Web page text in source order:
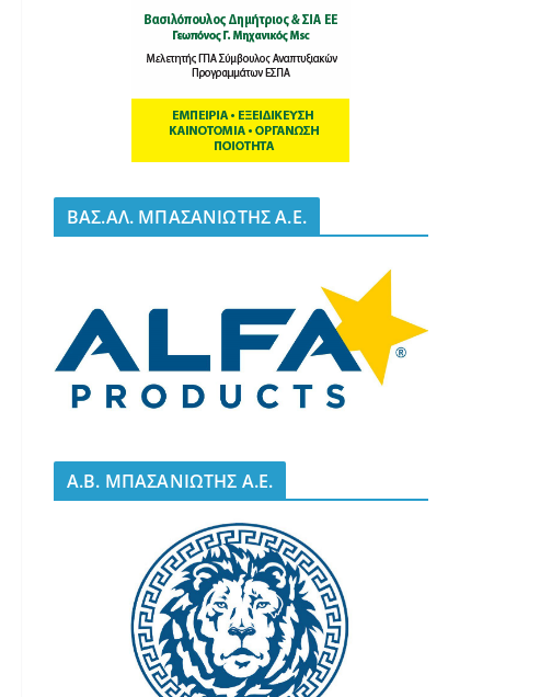
BΑΣ.ΑΛ. ΜΠΑΣΑΝΙΩΤΗΣ Α.Ε.
A.B. ΜΠΑΣΑΝΙΩΤΗΣ Α.Ε.